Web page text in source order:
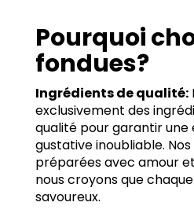
Pourquoi
fondues?
Ingrédients de qualité:
exclusivement des
qualité pour garantir une
gustative inoubliable.
préparées avec amour
nous croyons que
savoureux.